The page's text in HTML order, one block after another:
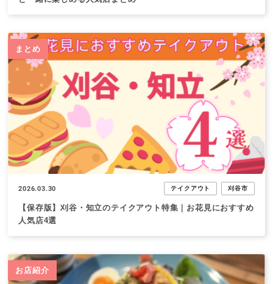
まとめ
2026.03.30 テイクアウト 刈谷市
【保存版】刈谷・知立のテイクアウト特集｜お花見におすすめ
人気店4選
お店紹介